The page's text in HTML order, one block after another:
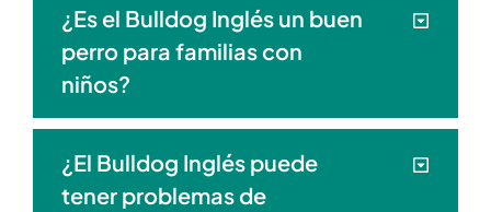
¿Es el Bulldog Inglés un buen
perro para familias con
niños?
¿El Bulldog Inglés puede
tener problemas de